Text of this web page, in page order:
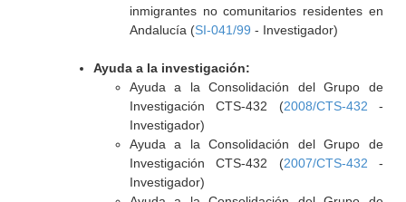
inmigrantes no comunitarios residentes en
Andalucía (SI-041/99 - Investigador)
Ayuda a la investigación:
Ayuda a la Consolidación del Grupo de
Investigación CTS-432 (2008/CTS-432 -
Investigador)
Ayuda a la Consolidación del Grupo de
Investigación CTS-432 (2007/CTS-432 -
Investigador)